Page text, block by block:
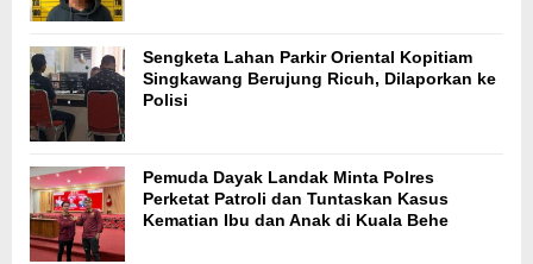
Sengketa Lahan Parkir Oriental Kopitiam
Singkawang Berujung Ricuh, Dilaporkan ke
Polisi
Pemuda Dayak Landak Minta Polres
Perketat Patroli dan Tuntaskan Kasus
Kematian Ibu dan Anak di Kuala Behe